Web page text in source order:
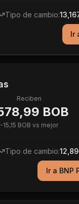
Tipo de cambio:
Ir
Reciben
BOB
-15,15 BOB vs mejor
Tipo de cambio:
Ir a BNP